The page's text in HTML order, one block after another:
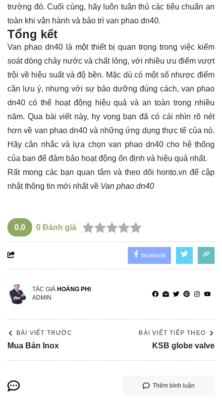
trường đó. Cuối cùng, hãy luôn tuân thủ các tiêu chuẩn an
toàn khi vận hành và bảo trì van phao dn40.
Tổng kết
Van phao dn40 là một thiết bị quan trọng trong việc kiểm
soát dòng chảy nước và chất lỏng, với nhiều ưu điểm vượt
trội về hiệu suất và độ bền. Mặc dù có một số nhược điểm
cần lưu ý, nhưng với sự bảo dưỡng đúng cách, van phao
dn40 có thể hoạt động hiệu quả và an toàn trong nhiều
năm. Qua bài viết này, hy vọng bạn đã có cái nhìn rõ nét
hơn về van phao dn40 và những ứng dụng thực tế của nó.
Hãy cân nhắc và lựa chọn van phao dn40 cho hệ thống
của bạn để đảm bảo hoạt động ổn định và hiệu quả nhất.
Rất mong các bạn quan tâm và theo dõi honto.vn để cập
nhật thông tin mới nhất về Van phao dn40
0.0 0 Đánh giá
facebook
TÁC GIẢ HOÀNG PHI
ADMIN
BÀI VIẾT TRƯỚC
Mua Bán Inox
BÀI VIẾT TIẾP THEO
KSB globe valve
Thêm bình luận